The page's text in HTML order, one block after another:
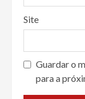
Site
Guardar o
para a